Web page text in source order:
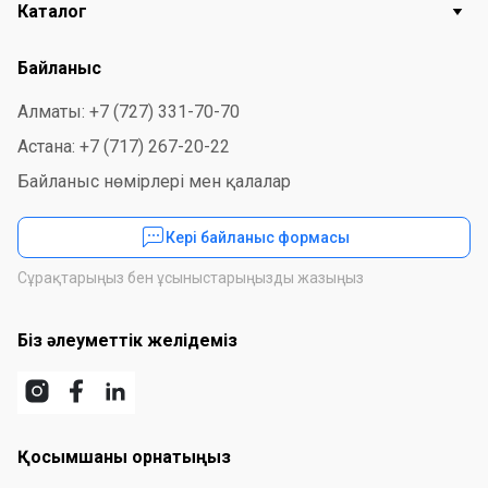
Каталог
Байланыс
Алматы: +7 (727) 331-70-70
Астана: +7 (717) 267-20-22
Байланыс нөмірлері мен қалалар
Кері байланыс формасы
Сұрақтарыңыз бен ұсыныстарыңызды жазыңыз
Біз әлеуметтік желідеміз
Қосымшаны орнатыңыз